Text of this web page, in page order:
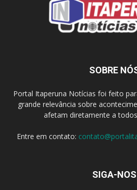
SOBRE
Portal Itaperuna Notícias foi feito
grande relevância sobre
afetam diretamente a
Entre em contato:
SIGA-NOS